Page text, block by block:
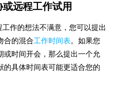
远程工作试用
作的想法不满意，您可以提出
合的混合工作时间表。如果您
或时间开会，那么提出一个允
的具体时间表可能更适合您的